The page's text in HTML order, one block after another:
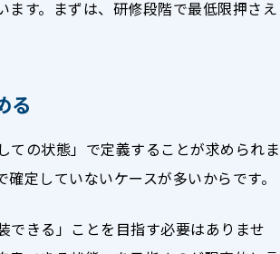
す。まずは、研修段階で最低限押さえ
る
ての状態」で定義することが求められま
定していないケースが多いからです。
できる」ことを目指す必要はありませ